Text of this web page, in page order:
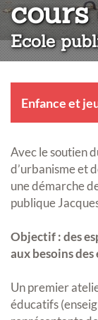
cours
Ecole
Enfance et
Avec le soutien
d’urbanisme et
une démarche
publique
Objectif : des
aux besoins des
Un premier
éducatifs